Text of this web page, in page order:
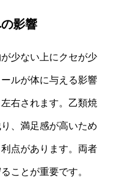
影響
少ない上にクセが少
ルが体に与える影響
右されます。乙類焼
、満足感が高いため
点があります。両者
ことが重要です。